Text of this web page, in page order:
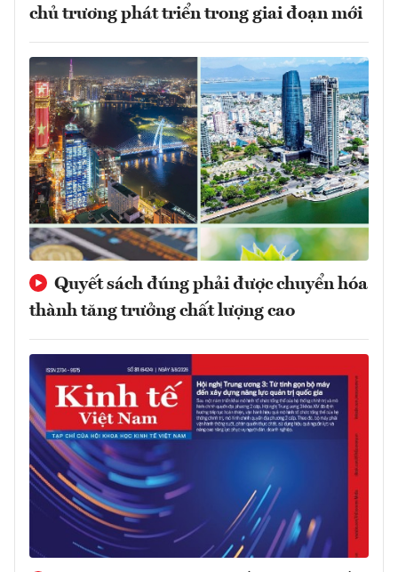
chủ trương phát triển trong giai đoạn mới
Quyết sách đúng phải được chuyển hóa
thành tăng trưởng chất lượng cao